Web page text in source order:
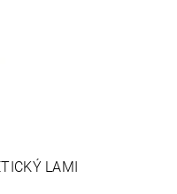
LAMI